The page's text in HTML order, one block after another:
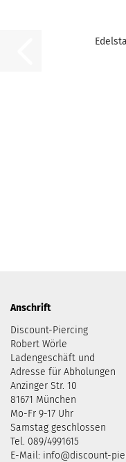
Anschrift
Discount-Piercing
Robert Wörle
Ladengeschäft und
Adresse für Abholungen
Anzinger Str. 10
81671 München
Mo-Fr 9-17 Uhr
Samstag geschlossen
Tel. 089/4991615
E-Mail: info@discount-